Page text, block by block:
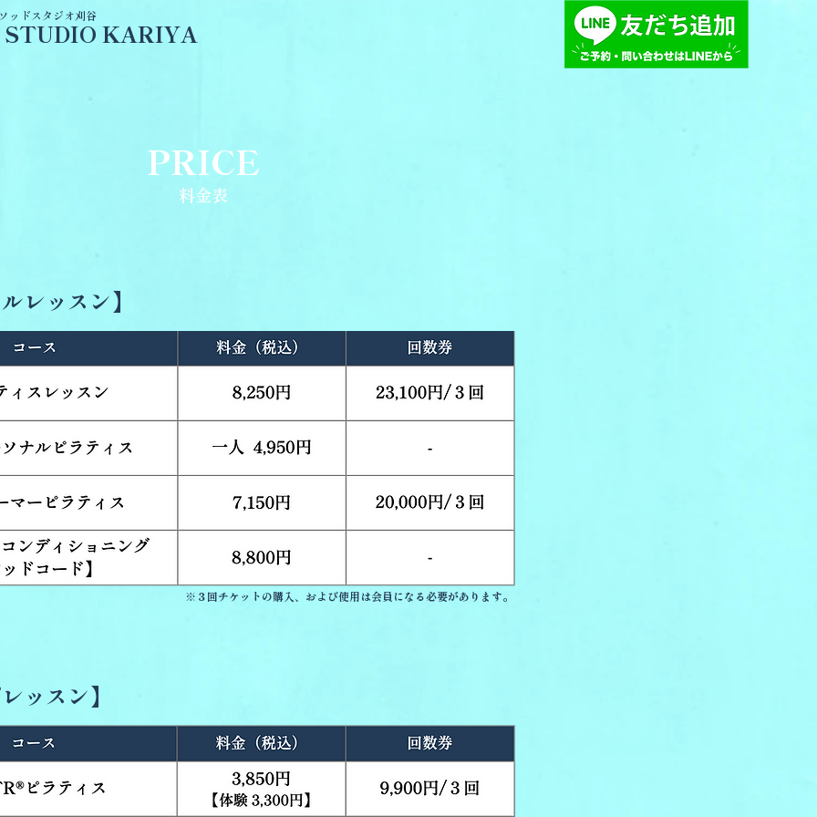
ッドスタジオ刈谷
KARIYA
PRICE
料金表
レッスン】
※３回チケットの購入、および使用は会員になる必要があります。
ッスン】